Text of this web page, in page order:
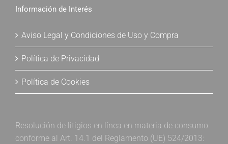
Información de Interés
Aviso Legal y Condiciones de Uso y Compra
Política de Privacidad
Política de Cookies
Resolución de litigios en línea en materia de consumo
conforme al Art. 14.1 del Reglamento (UE) 524/2013: